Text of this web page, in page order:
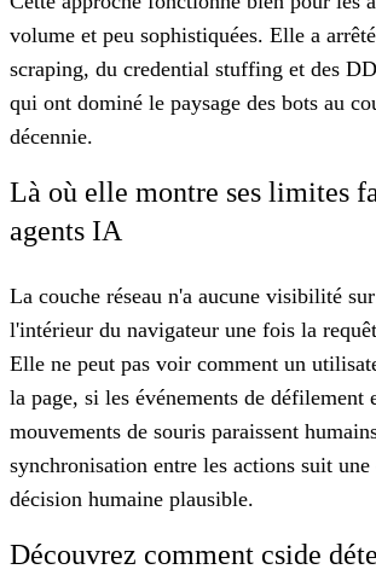
volume et peu sophistiquées. Elle a
scraping, du credential stuffing et des
qui ont dominé le paysage des bots au
décennie.
Là où elle montre ses limites
agents IA
La couche réseau n'a aucune visibilité
l'intérieur du navigateur une fois la
Elle ne peut pas voir comment un
la page, si les événements de défilement
mouvements de souris paraissent
synchronisation entre les actions suit une
décision humaine plausible.
Découvrez comment cside